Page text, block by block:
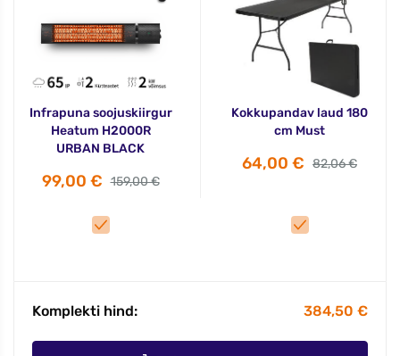
Infrapuna soojuskiirgur
Heatum H2000R
URBAN BLACK
99,00 € 159,00 €
Kokkupandav laud 180
cm Must
64,00 € 82,06 €
Komplekti hind: 384,50 €